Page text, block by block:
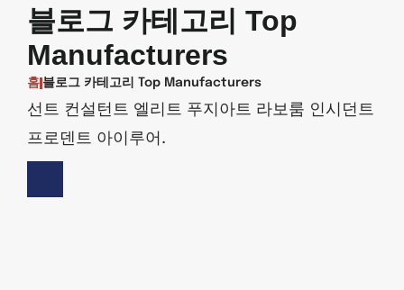
블로그 카테고리 Top
Manufacturers
홈 블로그 카테고리 Top Manufacturers
선트 컨설턴트 엘리트 푸지아트 라보룸 인시던트
프로덴트 아이루어.